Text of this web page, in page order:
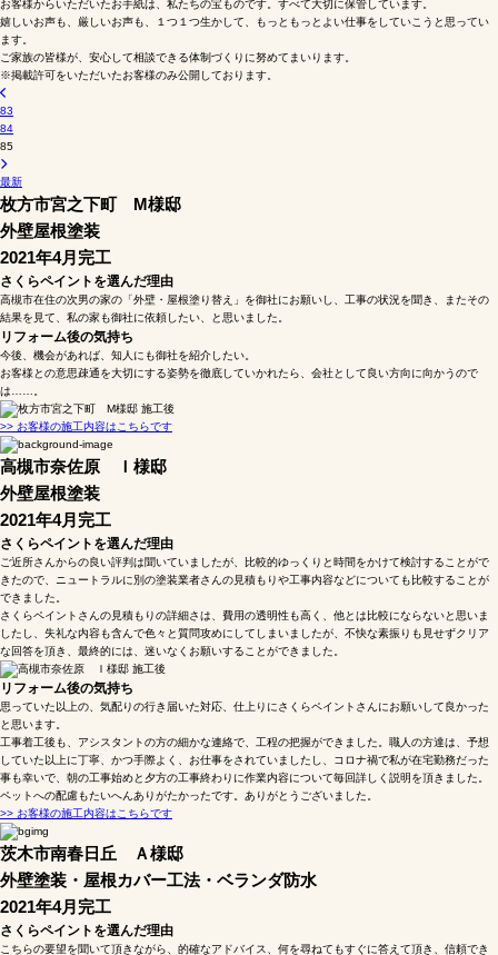
お客様からいただいたお手紙は、私たちの宝ものです。すべて大切に保管しています。
嬉しいお声も、厳しいお声も、１つ１つ生かして、もっともっとよい仕事をしていこうと思ってい
ます。
ご家族の皆様が、安心して相談できる体制づくりに努めてまいります。
※掲載許可をいただいたお客様のみ公開しております。
83
84
85
最新
枚方市宮之下町 М様邸
外壁屋根塗装
2021年4月完工
さくらペイントを選んだ理由
高槻市在住の次男の家の「外壁・屋根塗り替え」を御社にお願いし、工事の状況を聞き、またその
結果を見て、私の家も御社に依頼したい、と思いました。
リフォーム後の気持ち
今後、機会があれば、知人にも御社を紹介したい。
お客様との意思疎通を大切にする姿勢を徹底していかれたら、会社として良い方向に向かうので
は……。
>> お客様の施工内容はこちらです
高槻市奈佐原 Ｉ様邸
外壁屋根塗装
2021年4月完工
さくらペイントを選んだ理由
ご近所さんからの良い評判は聞いていましたが、比較的ゆっくりと時間をかけて検討することがで
きたので、ニュートラルに別の塗装業者さんの見積もりや工事内容などについても比較することが
できました。
さくらペイントさんの見積もりの詳細さは、費用の透明性も高く、他とは比較にならないと思いま
したし、失礼な内容も含んで色々と質問攻めにしてしまいましたが、不快な素振りも見せずクリア
な回答を頂き、最終的には、迷いなくお願いすることができました。
リフォーム後の気持ち
思っていた以上の、気配りの行き届いた対応、仕上りにさくらペイントさんにお願いして良かった
と思います。
工事着工後も、アシスタントの方の細かな連絡で、工程の把握ができました。職人の方達は、予想
していた以上に丁寧、かつ手際よく、お仕事をされていましたし、コロナ禍で私が在宅勤務だった
事も幸いで、朝の工事始めと夕方の工事終わりに作業内容について毎回詳しく説明を頂きました。
ペットへの配慮もたいへんありがたかったです。ありがとうございました。
>> お客様の施工内容はこちらです
茨木市南春日丘 Ａ様邸
外壁塗装・屋根カバー工法・ベランダ防水
2021年4月完工
さくらペイントを選んだ理由
こちらの要望を聞いて頂きながら、的確なアドバイス、何を尋ねてもすぐに答えて頂き、信頼でき